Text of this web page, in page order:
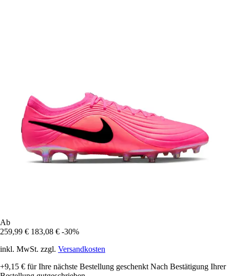
Ab
259,99 € 183,08 € -30%
inkl. MwSt. zzgl. Versandkosten
+9,15 € für Ihre nächste Bestellung geschenkt Nach Bestätigung Ihrer